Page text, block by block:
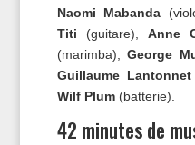
Naomi Mabanda
Titi (guitare),Anne
(marimba),George
Guillaume Lantonnet
Wilf Plum(batterie).
42 minutes de